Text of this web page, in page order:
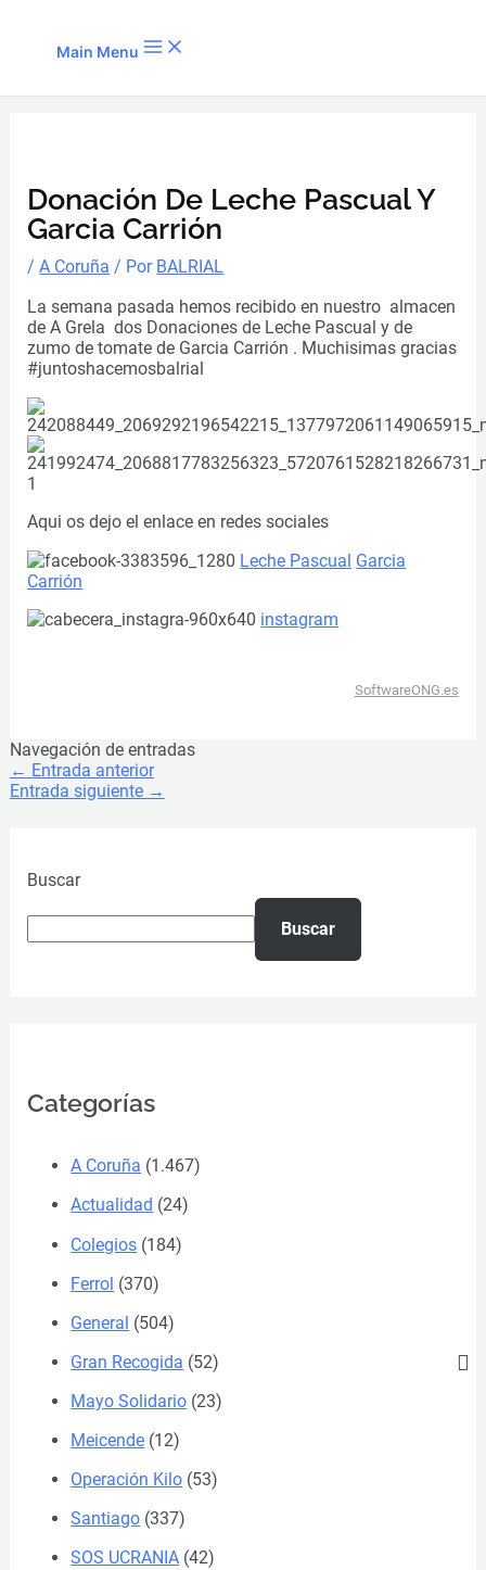
Main Menu
Donación De Leche Pascual Y
Garcia Carrión
/A Coruña / Por BALRIAL
La semana pasada hemos recibido en nuestro almacen
de A Grela dos Donaciones de Leche Pascual y de
zumo de tomate de Garcia Carrión . Muchisimas gracias
#juntoshacemosbalrial
Aqui os dejo el enlace en redes sociales
Leche Pascual Garcia
Carrión
instagram
SoftwareONG.es
Navegación de entradas
← Entrada anterior
Entrada siguiente →
Buscar
Buscar
Categorías
A Coruña (1.467)
Actualidad (24)
Colegios (184)
Ferrol (370)
General (504)
Gran Recogida (52)
Mayo Solidario (23)
Meicende (12)
Operación Kilo (53)
Santiago (337)
SOS UCRANIA (42)